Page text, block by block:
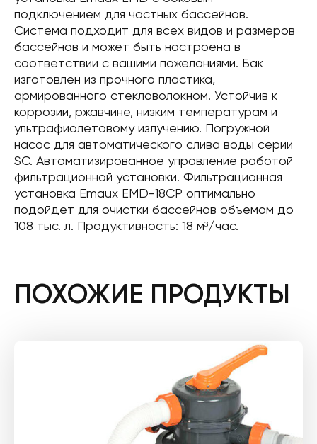
подключением для частных бассейнов.
Система подходит для всех видов и размеров
бассейнов и может быть настроена в
соответствии с вашими пожеланиями. Бак
изготовлен из прочного пластика,
армированного стекловолокном. Устойчив к
коррозии, ржавчине, низким температурам и
ультрафиолетовому излучению. Погружной
насос для автоматического слива воды серии
SC. Автоматизированное управление работой
фильтрационной установки. Фильтрационная
установка Emaux EMD-18CP оптимально
подойдет для очистки бассейнов объемом до
108 тыс. л. Продуктивность: 18 м³/час.
ПОХОЖИЕ ПРОДУКТЫ